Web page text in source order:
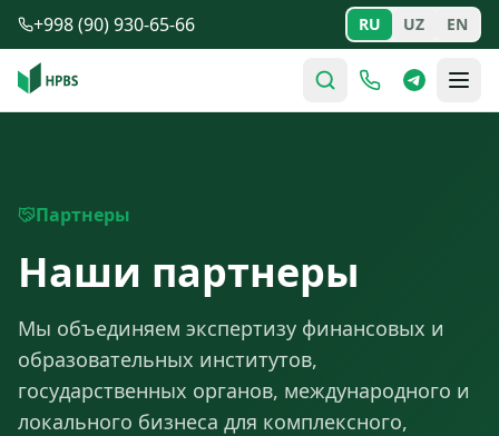
Перейти к содержимому
+998 (90) 930-65-66 RU UZ EN
Партнеры
Наши партнеры
Мы объединяем экспертизу финансовых и
образовательных институтов,
государственных органов, международного и
локального бизнеса для комплексного,